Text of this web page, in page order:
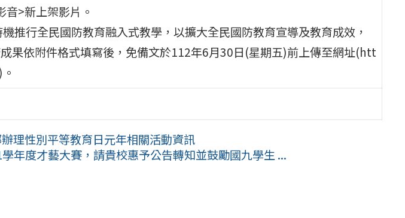
音>新上架影片。
推行全民國防教育融入式教學，以擴大全民國防教育宣導及教育成效，
果依附件格式填寫後，免備文於112年6月30日(星期五)前上傳至網址(htt
理性別平等教育日元年相關活動資訊
年度才藝大賽，請貴校惠予公告轉知並鼓勵國九學生 ...